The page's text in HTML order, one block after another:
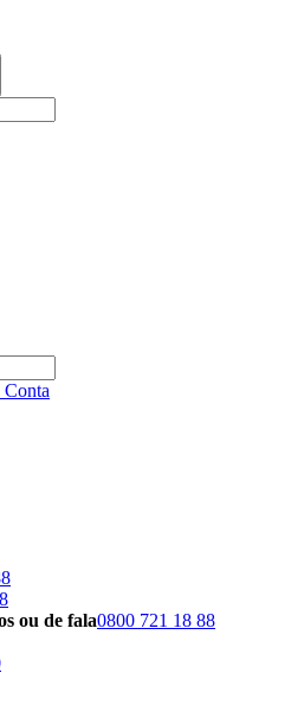
ou de fala0800 721 18 88